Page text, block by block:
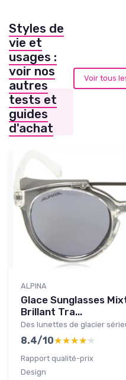
Styles de
vie et
usages :
voir nos
autres
tests et
guides
d'achat
Voir tous
ALPINA
Glace Sunglasses
Brillant Tra...
Des lunettes de glacier
8.4/10★★★★★
★★★★★
Rapport qualité-prix
Design